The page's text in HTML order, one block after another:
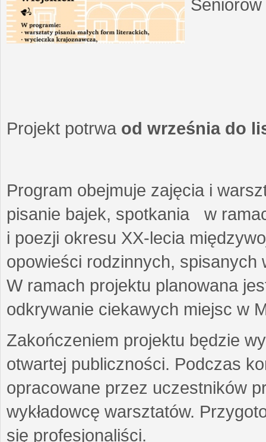
Projekt potrwa od września do
Program obejmuje zajęcia i
pisanie bajek, spotkania w
i poezji okresu XX-lecia
opowieści rodzinnych,
W ramach projektu planowana
odkrywanie ciekawych miejsc w
Zakończeniem projektu będzie
otwartej publiczności. Podczas
opracowane przez uczestników
wykładowcę warsztatów.
się profesjonaliści.